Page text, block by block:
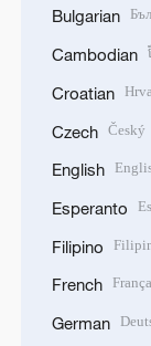
Bulgarian
Cambodian
Croatian
Czech Český
English
Esperanto
Filipino
French
German